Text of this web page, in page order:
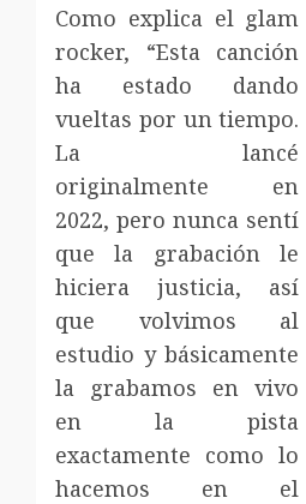
Como explica el glam
rocker, “Esta canción
ha estado dando
vueltas por un tiempo.
La lancé
originalmente en
2022, pero nunca sentí
que la grabación le
hiciera justicia, así
que volvimos al
estudio y básicamente
la grabamos en vivo
en la pista
exactamente como lo
hacemos en el